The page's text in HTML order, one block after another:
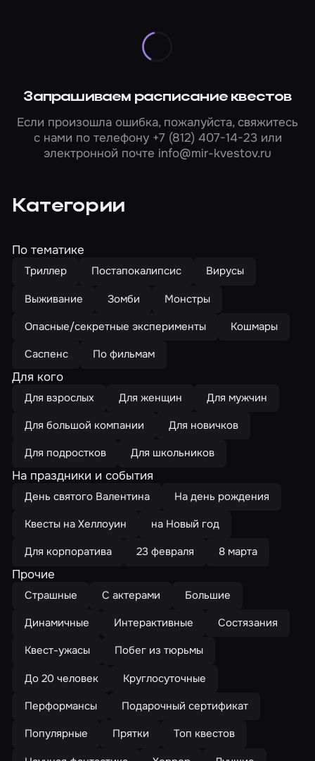
Запрашиваем расписание квестов
Если произошла ошибка, пожалуйста, свяжитесь
с нами по телефону +7 (812) 407-14-23или
электронной почте info@mir-kvestov.ru
Категории
По тематике
Триллер Постапокалипсис
Вирусы
Выживание
Зомби
Монстры
Опасные/секретные эксперименты
Кошмары
Саспенс
По фильмам
Для кого
Для взрослых Для женщин
Для мужчин
Для большой компании
Для новичков
Для подростков
Для школьников
На праздники и события
День святого Валентина
На день рождения
Квесты на Хеллоуин
на Новый год
Для корпоратива
23 февраля 8 марта
Прочие
Страшные С актерами
Большие
Динамичные
Интерактивные
Состязания
Квест-ужасы
Побег из тюрьмы
До 20 человек
Круглосуточные
Перформансы
Подарочный сертификат
Популярные
Прятки
Топ квестов